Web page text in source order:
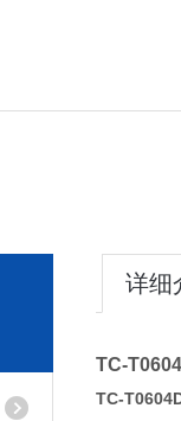
详细
TC-
TC-